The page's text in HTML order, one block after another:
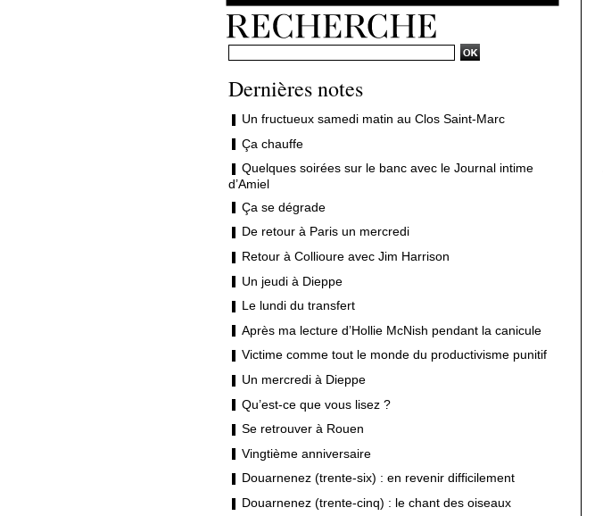
Dernières notes
Un fructueux samedi matin au Clos Saint-Marc
Ça chauffe
Quelques soirées sur le banc avec le Journal intime
d’Amiel
Ça se dégrade
De retour à Paris un mercredi
Retour à Collioure avec Jim Harrison
Un jeudi à Dieppe
Le lundi du transfert
Après ma lecture d’Hollie McNish pendant la canicule
Victime comme tout le monde du productivisme punitif
Un mercredi à Dieppe
Qu’est-ce que vous lisez ?
Se retrouver à Rouen
Vingtième anniversaire
Douarnenez (trente-six) : en revenir difficilement
Douarnenez (trente-cinq) : le chant des oiseaux